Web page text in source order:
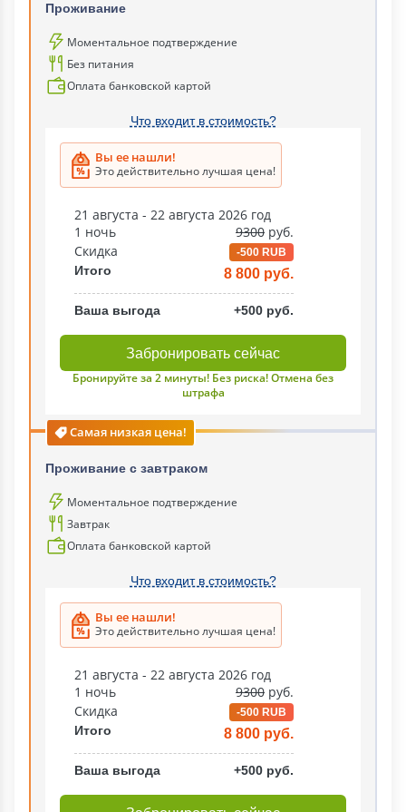
Проживание
Моментальное подтверждение
Без питания
Оплата банковской картой
Что входит в стоимость?
Вы ее нашли!
Это действительно лучшая цена!
21 августа - 22 августа 2026 год
1 ночь
9300 руб.
Скидка
-500 RUB
Итого 8 800 руб.
Ваша выгода +500 руб.
Забронировать сейчас
Бронируйте за 2 минуты! Без риска! Отмена без
штрафа
Самая низкая цена!
Проживание с завтраком
Моментальное подтверждение
Завтрак
Оплата банковской картой
Что входит в стоимость?
Вы ее нашли!
Это действительно лучшая цена!
21 августа - 22 августа 2026 год
1 ночь
9300 руб.
Скидка
-500 RUB
Итого 8 800 руб.
Ваша выгода +500 руб.